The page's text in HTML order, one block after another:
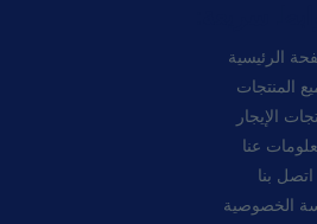
الرئيسية
المنتجات
الإيجار
عنا
اتصل بنا
الخصوصية